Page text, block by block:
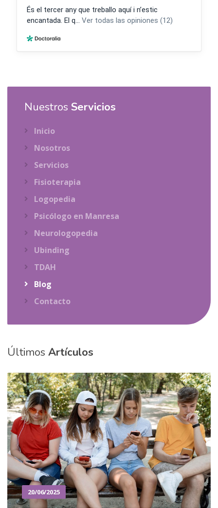
Nuestros Servicios
Inicio
Nosotros
Servicios
Fisioterapia
Logopedia
Psicólogo en Manresa
Neurologopedia
Ubinding
TDAH
Blog
Contacto
Últimos Artículos
20/06/2025